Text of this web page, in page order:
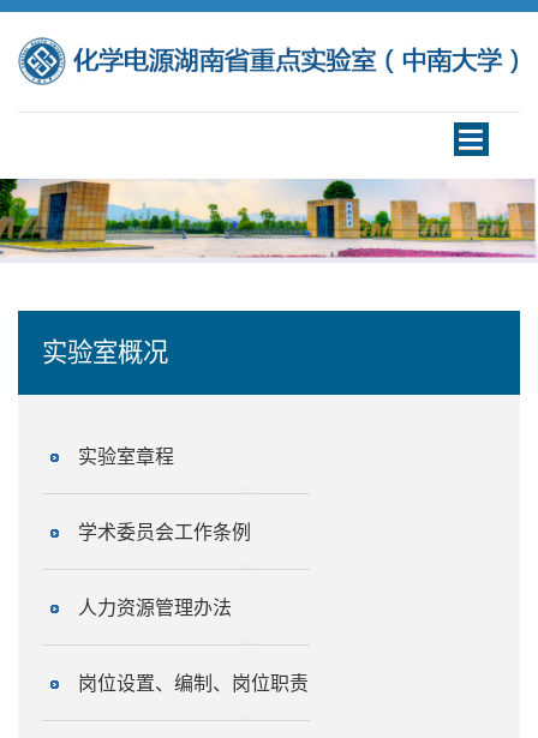
Toggle
navigation
实验室概况
实验室章程
学术委员会工作条例
人力资源管理办法
岗位设置、编制、岗位职责